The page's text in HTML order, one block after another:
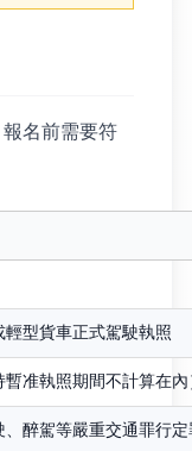
名前需要符
型貨車正式駕駛執照
准執照期間不計算在內
醉駕等嚴重交通罪行